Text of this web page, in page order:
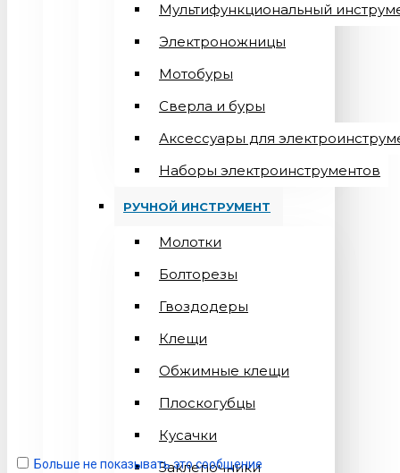
Мультифункциональный
Электроножницы
Мотобуры
Сверла и буры
Аксессуары для
Наборы электроинструментов
РУЧНОЙ ИНСТРУМЕНТ
Молотки
Болторезы
Гвоздодеры
Клещи
Обжимные клещи
Плоскогубцы
Кусачки
Заклепочники
Больше не показывать это сообщение